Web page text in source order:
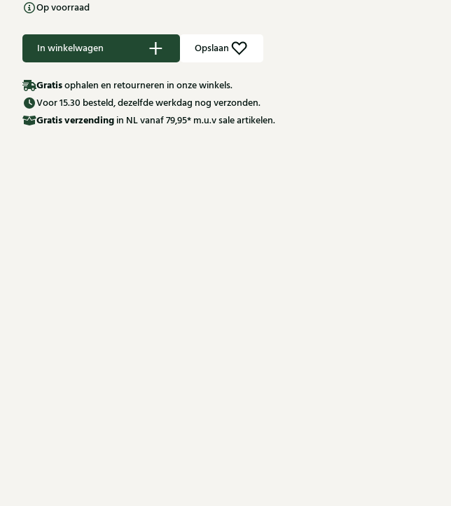
Op voorraad
In winkelwagen Opslaan
Gratisophalen en retourneren in onze winkels.
Voor 15.30 besteld, dezelfde werkdag nog verzonden.
Gratisverzending in NL vanaf 79,95* m.u.v sale artikelen.